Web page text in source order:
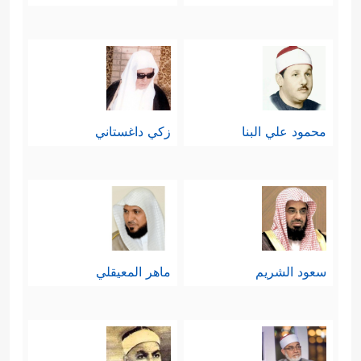
ثالثًا: ميَّزَ الله في هذه الأمة العلمَ وأهلَ
العلم وحمَّلَهم مسؤوليَّة عظيمة
ٱللَّهُ لِیُضِلَّ قَوۡمَۢا بَعۡدَ إِذۡ هَدَىٰهُمۡ حَتَّىٰ یُبَیِّنَ لَهُم مَّا
یَتَّقُونَۚ إِنَّ ٱللَّهَ بِكُلِّ شَیۡءٍ عَلِیمٌ﴾ ﴿۞ وَمَا كَانَ
ٱلۡمُؤۡمِنُونَ لِیَنفِرُواْ كَاۤفَّةࣰۚ فَلَوۡلَا نَفَرَ مِن كُلِّ فِرۡقَةࣲ مِّنۡهُمۡ
طَاۤىِٕفَةࣱ لِّیَتَفَقَّهُواْ فِی ٱلدِّینِ وَلِیُنذِرُواْ قَوۡمَهُمۡ إِذَا رَجَعُوۤاْ
رابعًا: أوجَبَ الله على أغنياء هذه الأمة
محمود علي البنا زكي داغستاني
سعود الشريم ماهر المعيقلي